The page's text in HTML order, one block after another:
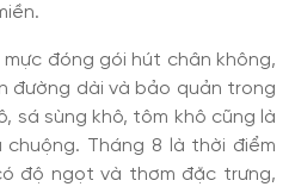
đóng gói hút chân không,
đường dài và bảo quản trong
sá sùng khô, tôm khô cũng là
Tháng 8 là thời điểm
độ ngọt và thơm đặc trưng,